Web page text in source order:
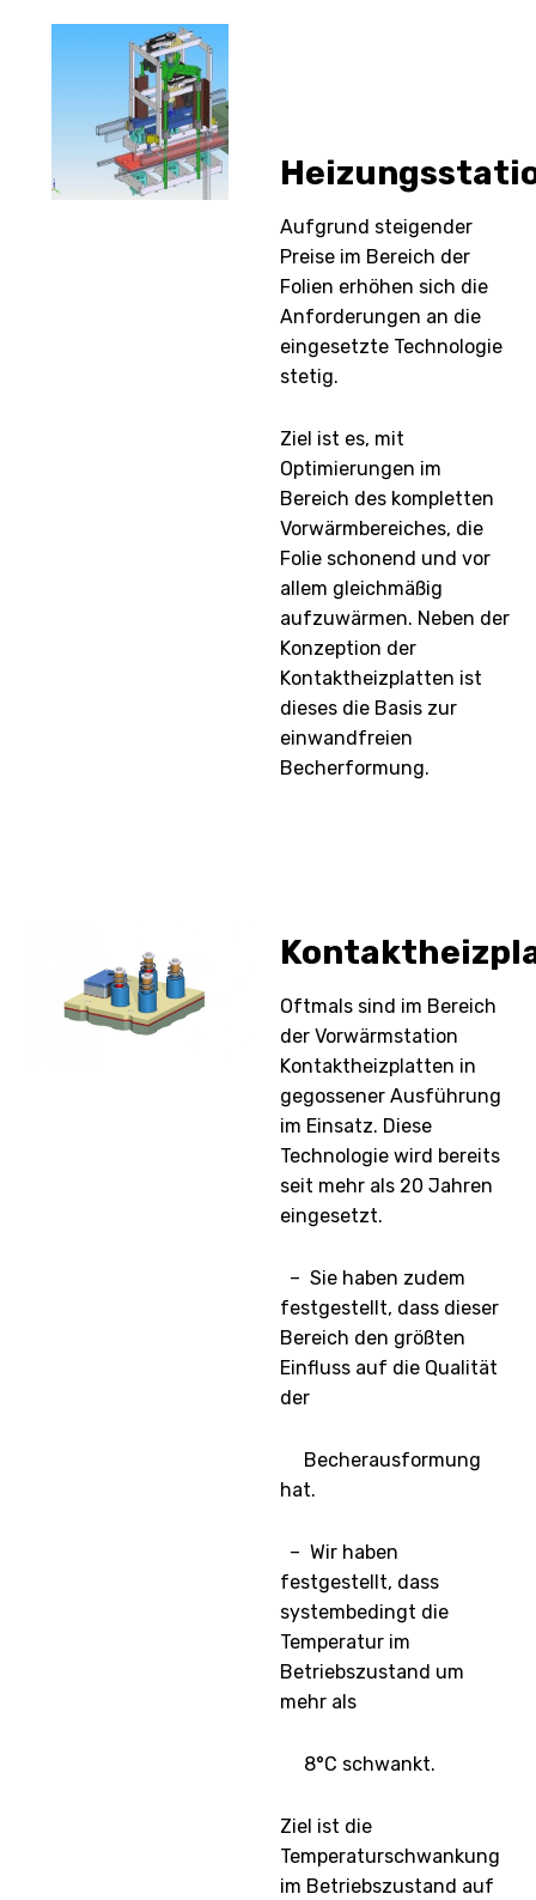
Aufgrund steigender
Preise im Bereich der
Folien erhöhen sich die
Anforderungen an die
eingesetzte Technologie
stetig.
Ziel ist es, mit
Optimierungen im
Bereich des kompletten
Vorwärmbereiches, die
Folie schonend und vor
allem gleichmäßig
aufzuwärmen. Neben der
Konzeption der
Kontaktheizplatten ist
dieses die Basis zur
einwandfreien
Becherformung.
Oftmals sind im Bereich
der Vorwärmstation
Kontaktheizplatten in
gegossener Ausführung
im Einsatz. Diese
Technologie wird bereits
seit mehr als 20 Jahren
eingesetzt.
– Sie haben zudem
festgestellt, dass dieser
Bereich den größten
Einfluss auf die Qualität
der
Becherausformung
hat.
– Wir haben
festgestellt, dass
systembedingt die
Temperatur im
Betriebszustand um
mehr als
8°C schwankt.
Ziel ist die
Temperaturschwankung
im Betriebszustand auf